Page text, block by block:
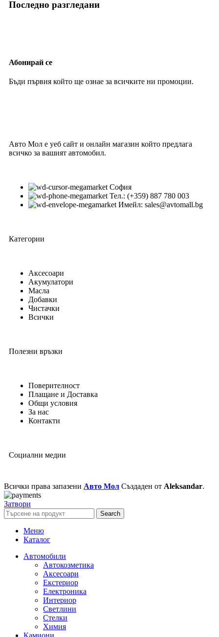
Последно разгледани
Абонирай се
Бъди първия който ще ознае за всичките ни промоции.
Авто Мол е уеб сайт и онлайн магазин който предлага
всичко за вашият автомобил.
София
Тел.: (+359) 887 780 003
Имейл: sales@avtomall.bg
Категории
Аксесоари
Акумулатори
Масла
Добавки
Чистачки
Всички
Полезни връзки
Поверителност
Плащане и Доставка
Общи условия
За нас
Контакти
Социални медии
Всички права запазени Авто Мол Създаден от Aleksandar.
Затвори
Search
Меню
Каталог
Автомобили
Автокозметика
Аксесоари
Екстериор
Електроника
Интериор
Светлини
Стелки
Химия
Камиони